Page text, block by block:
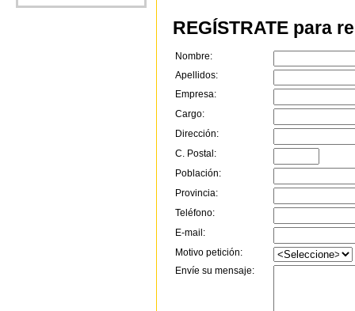
REGÍSTRATE para
Nombre:
Apellidos:
Empresa:
Cargo:
Dirección:
C. Postal:
Población:
Provincia:
Teléfono:
E-mail:
Motivo petición:
Envíe su mensaje: